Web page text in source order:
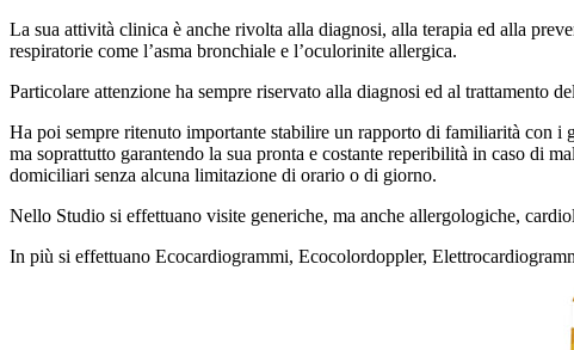
La sua attività clinica è anche rivolta alla diagnosi, alla terapia ed alla
respiratorie come l’asma bronchiale e l’oculorinite allergica.
Particolare attenzione ha sempre riservato alla diagnosi ed al trattamento
Ha poi sempre ritenuto importante stabilire un rapporto di familiarità con
ma soprattutto garantendo la sua pronta e costante reperibilità in caso di
domiciliari senza alcuna limitazione di orario o di giorno.
Nello Studio si effettuano visite generiche, ma anche allergologiche,
In più si effettuano Ecocardiogrammi, Ecocolordoppler,